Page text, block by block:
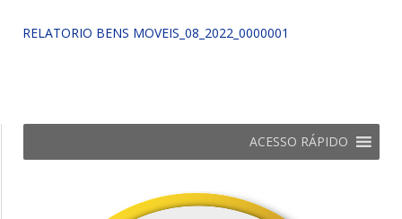
RELATORIO BENS MOVEIS_08_2022_0000001
ACESSO RÁPIDO